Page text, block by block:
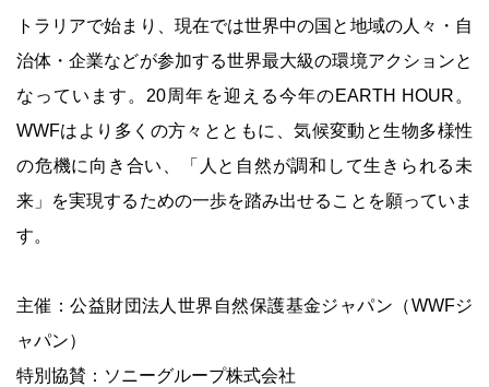
トラリアで始まり、現在では世界中の国と地域の人々・自
治体・企業などが参加する世界最大級の環境アクションと
なっています。20周年を迎える今年のEARTH HOUR。
WWFはより多くの方々とともに、気候変動と生物多様性
の危機に向き合い、「人と自然が調和して生きられる未
来」を実現するための一歩を踏み出せることを願っていま
す。
主催：公益財団法人世界自然保護基金ジャパン（WWFジ
ャパン）
特別協賛：ソニーグループ株式会社